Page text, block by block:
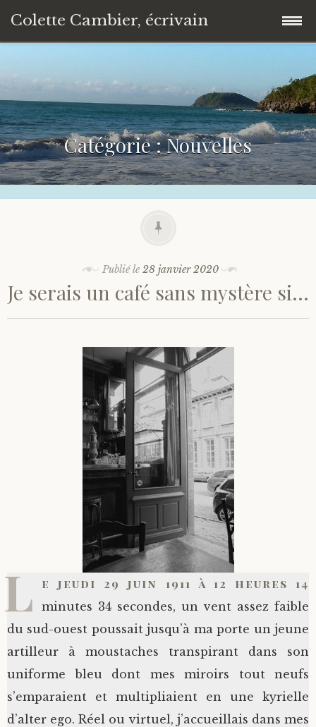
Colette Cambier, écrivain
au
contenu
principal
Romans & biographies
Évolution personnelle & Essais
Nouvelles
Contact
Catégorie :Nouvelles
Publié le 28 janvier 2020
Je serais un café sans mystère si…
L e jeudi 29 juin 1911 à 12 heures 14
minutes 34 secondes, un vent assez faible
du sud-ouest poussait jusqu’à ma porte un jeune
artilleur à moustaches transpirant dans son
uniforme bleu dont mes miroirs tout neufs
s’emparaient et multipliaient en une kyrielle
d’alter ego. Réel ou virtuel, j’accueillais dans mes